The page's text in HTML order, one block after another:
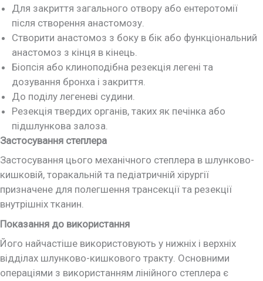
Для закриття загального отвору або ентеротомії
після створення анастомозу.
Створити анастомоз з боку в бік або функціональний
анастомоз з кінця в кінець.
Біопсія або клиноподібна резекція легені та
дозування бронха і закриття.
До поділу легеневі судини.
Резекція твердих органів, таких як печінка або
підшлункова залоза.
Застосування степлера
Застосування цього механічного степлера в шлунково-
кишковій, торакальній та педіатричній хірургії
призначене для полегшення трансекції та резекції
внутрішніх тканин.
Показання до використання
Його найчастіше використовують у нижніх і верхніх
відділах шлунково-кишкового тракту. Основними
операціями з використанням лінійного степлера є